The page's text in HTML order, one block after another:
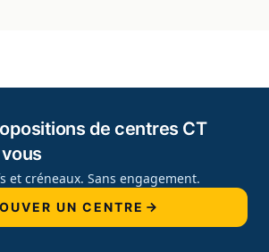
de centres CT
et créneaux. Sans engagement.
UN CENTRE